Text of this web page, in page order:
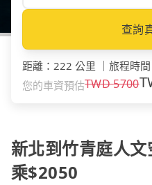
查詢
距離 ： 222 公里 旅程時間
您的車資預估TWD5700
新北到竹青庭人
乘$2050